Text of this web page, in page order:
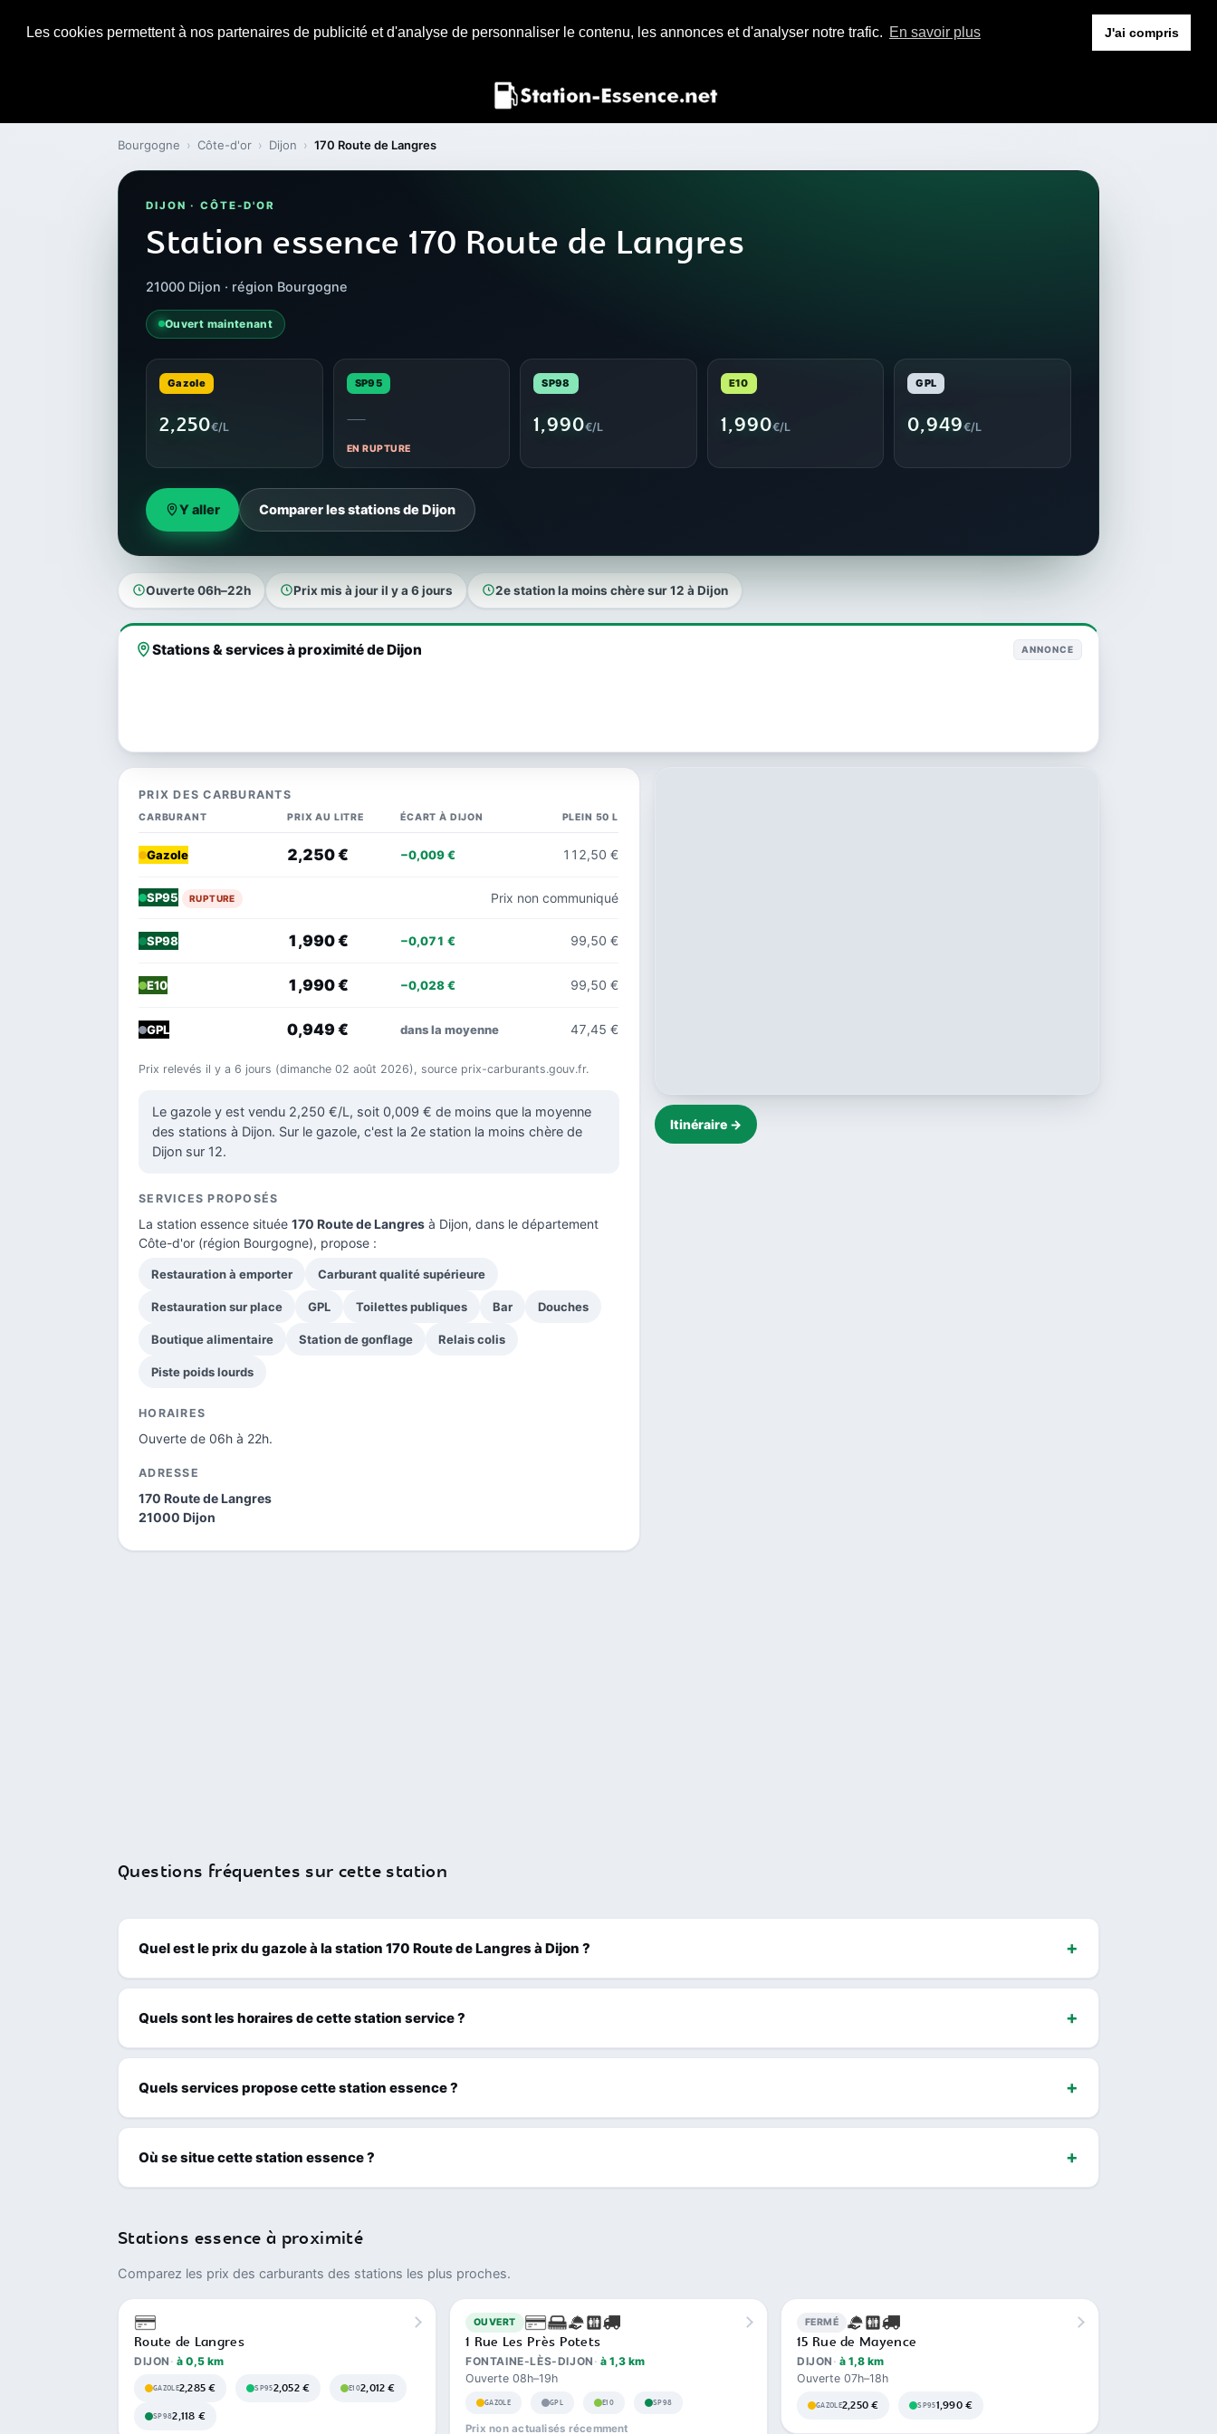
Les cookies permettent à nos partenaires de publicité et d'analyse de personnaliser le contenu, les annonces et d'analyser notre trafic. En savoir plus J'ai compris
Bourgogne › Côte-d'or › Dijon › 170 Route de Langres
DIJON · CÔTE-D'OR
Station essence 170 Route de Langres
21000 Dijon · région Bourgogne
Ouvert maintenant
Gazole
2,250€/L
SP95
—
EN RUPTURE
SP98
1,990€/L
E10
1,990€/L
GPL
0,949€/L
Y aller Comparer les stations de Dijon
Ouverte 06h–22h Prix mis à jour il y a 6 jours 2e station la moins chère sur 12 à Dijon
Stations & services à proximité de Dijon ANNONCE
PRIX DES CARBURANTS
CARBURANT PRIX AU LITRE ÉCART À DIJON PLEIN 50 L
Gazole 2,250 € −0,009 € 112,50 €
SP95 RUPTURE Prix non communiqué
SP98 1,990 € −0,071 € 99,50 €
E10 1,990 € −0,028 € 99,50 €
GPL 0,949 € dans la moyenne 47,45 €
Prix relevés il y a 6 jours (dimanche 02 août 2026), source prix-carburants.gouv.fr.
Le gazole y est vendu 2,250 €/L, soit 0,009 € de moins que la moyenne
des stations à Dijon. Sur le gazole, c'est la 2e station la moins chère de
Dijon sur 12.
SERVICES PROPOSÉS
La station essence située 170 Route de Langres à Dijon, dans le département
Côte-d'or (région Bourgogne), propose :
Restauration à emporter Carburant qualité supérieure
Restauration sur place GPL Toilettes publiques Bar Douches
Boutique alimentaire Station de gonflage Relais colis
Piste poids lourds
HORAIRES
Ouverte de 06h à 22h.
ADRESSE
170 Route de Langres
21000 Dijon
Itinéraire →
Questions fréquentes sur cette station
Quel est le prix du gazole à la station 170 Route de Langres à Dijon ?
Quels sont les horaires de cette station service ?
Quels services propose cette station essence ?
Où se situe cette station essence ?
Stations essence à proximité
Comparez les prix des carburants des stations les plus proches.
Route de Langres
DIJON à 0,5 km
GAZOLE2,285 € SP952,052 € E102,012 €
SP982,118 €
OUVERT
1 Rue Les Près Potets
FONTAINE-LÈS-DIJON à 1,3 km
Ouverte 08h–19h
GAZOLE GPL E10 SP98
Prix non actualisés récemment
FERMÉ
15 Rue de Mayence
DIJON à 1,8 km
Ouverte 07h–18h
GAZOLE2,250 € SP951,990 €